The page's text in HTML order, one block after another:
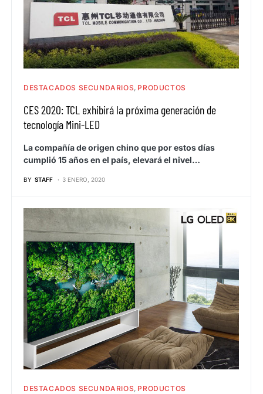
DESTACADOS SECUNDARIOS PRODUCTOS
CES 2020: TCL exhibirá la próxima generación de
tecnología Mini-LED
La compañía de origen chino que por estos días
cumplió 15 años en el país, elevará el nivel…
BY STAFF 3 ENERO, 2020
DESTACADOS SECUNDARIOS PRODUCTOS